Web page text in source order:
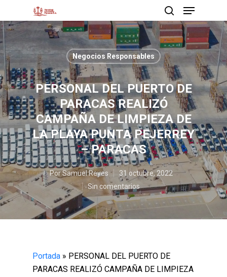
Presione enter para buscar o ESC para cerrar
Negocios Responsables
PERSONAL DEL PUERTO DE
PARACAS REALIZÓ
CAMPAÑA DE LIMPIEZA DE
LA PLAYA PUNTA PEJERREY
– PARACAS
PorSamuel Reyes
31 octubre, 2022
Sin comentarios
Portada » PERSONAL DEL PUERTO DE
PARACAS REALIZÓ CAMPAÑA DE LIMPIEZA